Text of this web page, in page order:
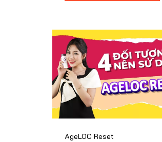
da. Tìm hiểu kỹ hơn dưới đây!
AgeLOC Reset